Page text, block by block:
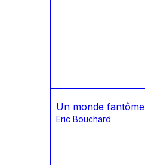
Un monde fantôme
Eric Bouchard